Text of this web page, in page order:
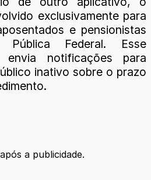
exclusivamente para
e pensionistas
Pública Federal. Esse
envia notificações para
inativo sobre o prazo
a publicidade.